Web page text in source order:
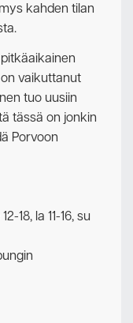
kahden tilan
vaikuttanut
tuo uusiin
tässä on jonkin
Porvoon
18, la 11-16, su